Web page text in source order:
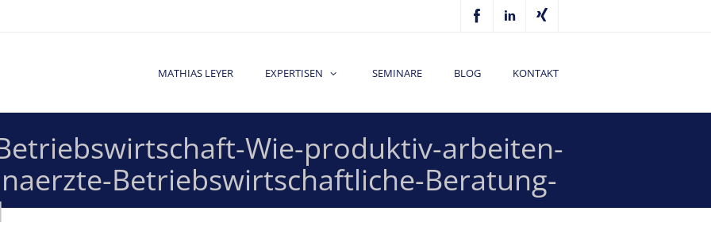
MATHIAS LEYER EXPERTISEN SEMINARE BLOG KONTAKT
Wie-produktiv-arbeiten-
Betriebswirtschaftliche-Beratung-